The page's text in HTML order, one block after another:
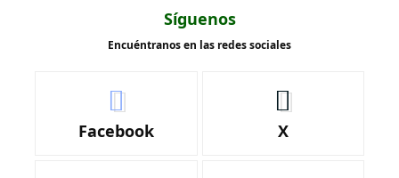
Síguenos
Encuéntranos en las redes sociales
Facebook X